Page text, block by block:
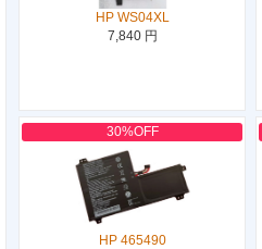
HP WS04XL
7,840 円
30%OFF
HP 465490